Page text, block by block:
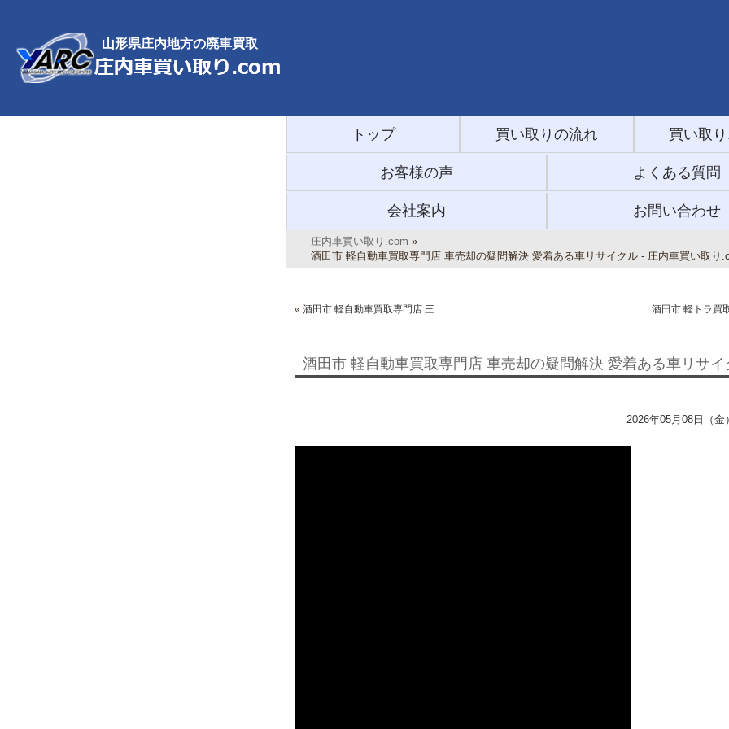
山形県庄内地方の廃車買取
トップ 買い取りの流れ 買い取
お客様の声 よくある質問
会社案内 お問い合わせ
庄内車買い取り.com »
酒田市 軽自動車買取専門店 車売却の疑問解決 愛着ある車リサイクル - 庄内車買い取り
« 酒田市 軽自動車買取専門店 三... 酒田市 軽トラ買
酒田市 軽自動車買取専門店 車売却の疑問解決 愛着ある車リサイ
2026年05月08日（金